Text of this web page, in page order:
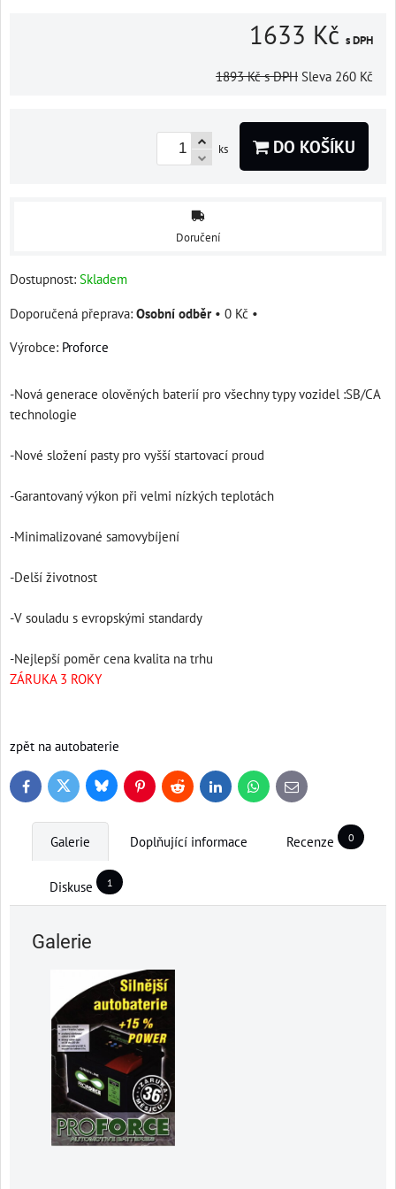
1633 Kč s DPH
1893 Kč s DPH Sleva 260 Kč
ks DO KOŠÍKU
Doručení
Dostupnost: Skladem
Osobní odběr • 0 Kč •
Výrobce: Proforce
-Nová generace olověných baterií pro všechny typy vozidel :SB/CA
technologie
-Nové složení pasty pro vyšší startovací proud
-Garantovaný výkon při velmi nízkých teplotách
-Minimalizované samovybíjení
-Delší životnost
-V souladu s evropskými standardy
-Nejlepší poměr cena kvalita na trhu
ZÁRUKA 3 ROKY
zpět na autobaterie
FacebookTwitter BlueskyPinterestReddit LinkedInWhatsApp
E-
mail
Galerie Doplňující informace Recenze 0
Diskuse 1
Galerie